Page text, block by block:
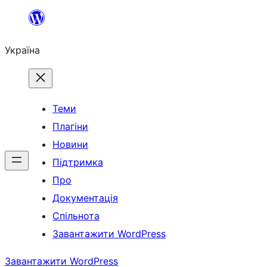
Перейти
вмісту
Україна
Теми
Плагіни
Новини
Підтримка
Про
Документація
Спільнота
Завантажити WordPress
Завантажити WordPress